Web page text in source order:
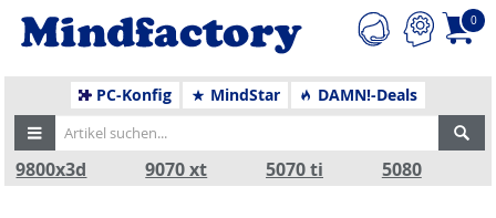
0
PC-Konfig MindStar DAMN!-Deals
9800x3d 9070 xt 5070 ti 5080